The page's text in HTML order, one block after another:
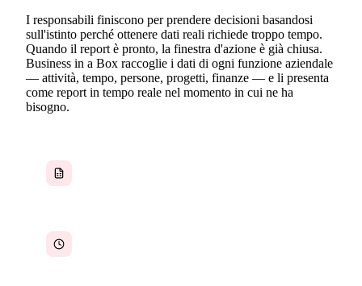
I responsabili finiscono per prendere decisioni basandosi
sull'istinto perché ottenere dati reali richiede troppo tempo.
Quando il report è pronto, la finestra d'azione è già chiusa.
Business in a Box raccoglie i dati di ogni funzione aziendale
— attività, tempo, persone, progetti, finanze — e li presenta
come report in tempo reale nel momento in cui ne ha
bisogno.